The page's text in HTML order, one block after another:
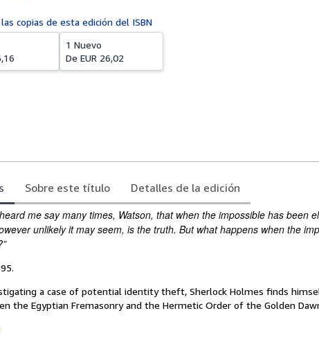
copias de esta edición del ISBN
1 Nuevo
De EUR 26,02
Sobre este título Detalles de la edición
me say many times, Watson, that when the impossible has been
unlikely it may seem, is the truth. But what happens when the
a case of potential identity theft, Sherlock Holmes finds
the Egyptian Fremasonry and the Hermetic Order of the Golden